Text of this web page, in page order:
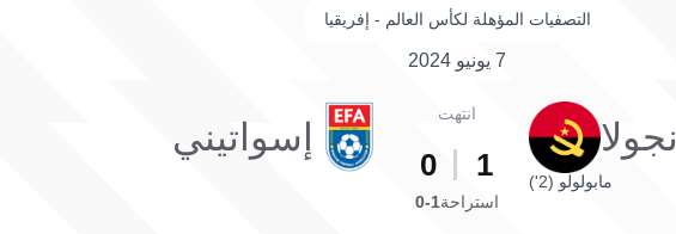
التصفيات المؤهلة لكأس العالم - إفريقيا
7 يونيو 2024
أنجولا
مابولولو (2')
انتهت
1
0
إسواتيني
استراحة1-0